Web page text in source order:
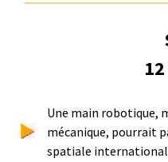
Une main robotique,
mécanique, pourrait
spatiale